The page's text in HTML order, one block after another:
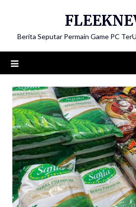
Berita Seputar Permain Game PC